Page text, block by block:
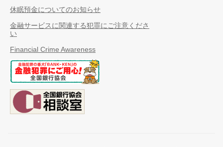
休眠預金についてのお知らせ
金融サービスに関連する犯罪にご注意くださ
い
Financial Crime Awareness